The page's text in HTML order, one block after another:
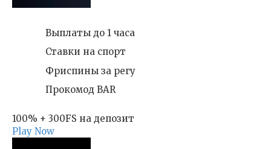
Выплаты до 1 часа
Ставки на спорт
Фриспины за регу
Прокомод BAR
100% + 300FS на депозит
Play Now